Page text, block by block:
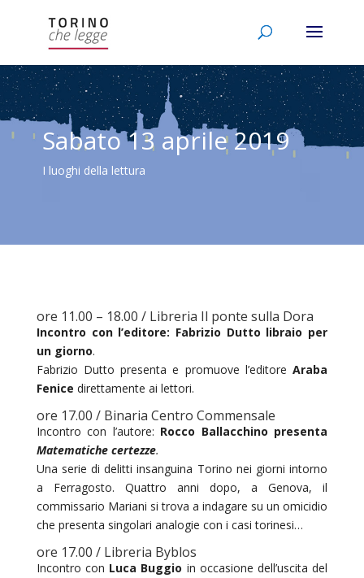
Sabato 13 aprile 2019
I luoghi della lettura
ore 11.00 – 18.00 / Libreria Il ponte sulla Dora
Incontro con l’editore: Fabrizio Dutto libraio per
un giorno.
Fabrizio Dutto presenta e promuove l’editoreAraba
Fenice direttamente ai lettori.
ore 17.00 / Binaria Centro Commensale
Incontro con l’autore: Rocco Ballacchino presenta
Matematiche certezze.
Una serie di delitti insanguina Torino nei giorni intorno
a Ferragosto. Quattro anni dopo, a Genova, il
commissario Mariani si trova a indagare su un omicidio
che presenta singolari analogie con i casi torinesi…
ore 17.00 / Libreria Byblos
Incontro con Luca Buggio in occasione dell’uscita del